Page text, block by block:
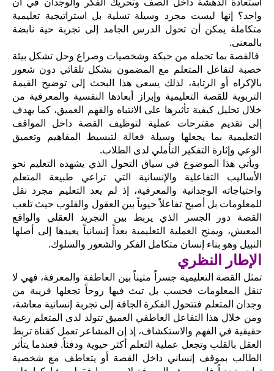
واحد؟ إنها ليست مجرد وسيلة تسلية بل استراتيجية تعليمية
متكاملة يمكن أن تحول الدرس الجامد إلى تجربة حية نابضة
بالمعنى.
فالقصة بما تحمله من حبكة وشخصيات وصراع وحل تشكل بيئة
خصبة لتفاعل المتعلم مع المضمون بشكل تلقائي دون شعور
بالإكراه أو الرتابة، لذلك يسعى هذا البحث إلى توضيح القيمة
التربوية للقصة التعليمية وإبراز أبعادها النفسية والمعرفية من
خلال تحليل كيفية تأثيرها على الانتباه والفهم العميق، كما يهدف
إلى تقديم مقترحات عملية لتوظيف القصة داخل المواقف
التعليمية بما يجعلها وسيلة فعالة لتبسيط المفاهيم وتعميق
الوعي وإثارة التفكير التأملي لدى الطلاب.
ويأتي هذا الموضوع في سياق التحول الذي يشهده التعليم نحو
الأساليب التفاعلية والإنسانية التي تراعي طبيعة المتعلم
واحتياجاته الوجدانية والمعرفية، إذ لم يعد التعليم مجرد نقل
للمعلومات بل أصبح تفاعلاً حيوياً بين العقول والقلوب حيث تلعب
القصة دور الجسر الذي يربط بين التجريد العقلي والواقع
المعيش، ويمنح العملية التعليمية بعداً إنسانياً يعيدها إلى أصلها
النبيل وهو بناء إنسان متكامل الفكر والشعور والسلوك.
الإطار النظري
تمثل القصة التعليمية جسراً متيناً بين العاطفة والمعرفة، فهي لا
تنقل المعلومات فحسب بل تبث فيها روحاً تجعلها قريبة من
وجدان المتعلم فتتحول الفكرة الجافة إلى تجربة إنسانية معاشة،
ومن خلال هذا التفاعل العاطفي العميق تتولد لدى المتعلم رغبة
حقيقية في الفهم والاستكشاف، إذ إن المشاعر تعمل كقناة تربط
العقل بالقلب وتجعل عملية التعلم أكثر حيوية ودفئاً. فعندما يتأثر
الطالب بموقف إنساني داخل القصة أو يتعاطف مع شخصية